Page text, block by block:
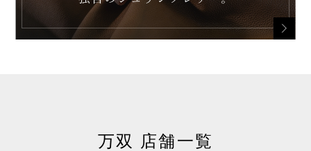
万双 店舗一覧